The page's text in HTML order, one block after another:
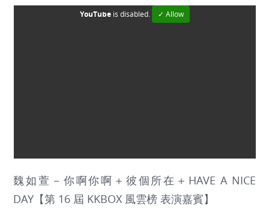
YouTubeis disabled. ✓ Allow
魏如萱－你啊你啊＋彼個所在＋HAVE A NICE
DAY【第 16 屆 KKBOX 風雲榜 表演嘉賓】